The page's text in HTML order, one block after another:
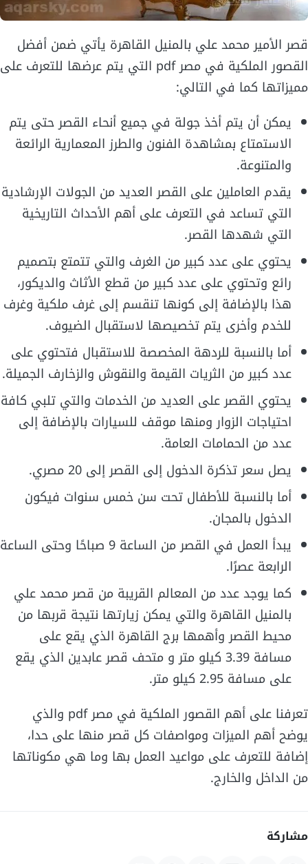
قصر الأمير محمد علي بالمنيل القاهرة يأتي ضمن أفضل
القصور الملكية في مصر pdf التي يتم عرضها للتعرف على
مميزاتها كما في التالي:
يمكن أن يتم أخذ جولة في جميع أنحاء القصر حتى يتم
الاستمتاع بمشاهدة الفنون والطرز المعمارية الرائعة
والمتنوعة.
يقدم العاملين على القصر العديد من الجولات الإرشادية
التي تساعد في التعرف على أهم الأحداث التاريخية
التي شهدها القصر.
يحتوي على عدد كبير من الغرف والتي تتمتع بتصميم
رائع وتحتوي على عدد كبير من قطع الأثاث والديكور،
هذا بالإضافة إلى كونها تنقسم إلى غرف ملكية وغرف
للخدم وأخرى يتم تخصيصها لاستقبال الضيوف.
أما بالنسبة للردهة المخصصة للاستقبال فتحتوي على
عدد كبير من الثريات القيمة والنقوش والزخارف الجميلة.
يحتوي القصر على العديد من الخدمات والتي تلبي كافة
احتياجات الزوار ومنها موقف للسيارات بالإضافة إلى
عدد من الحمامات العامة.
يصل سعر تذكرة الدخول إلى القصر إلى 20 مصري.
أما بالنسبة للأطفال تحت سن خمس سنوات فيكون
الدخول بالمجان.
يبدأ العمل في القصر من الساعة 9 صباحًا وحتى الساعة
الرابعة عصرًا.
كما يوجد عدد من المعالم القريبة من قصر محمد علي
بالمنيل القاهرة والتي يمكن زيارتها نتيجة قربها من
محيط القصر وأهمها برج القاهرة الذي يقع على
مسافة 3.39 كيلو متر و متحف قصر عابدين الذي يقع
على مسافة 2.95 كيلو متر.
تعرفنا على أهم القصور الملكية في مصر pdf والذي
يوضح أهم الميزات ومواصفات كل قصر منها على حدا،
إضافة للتعرف على مواعيد العمل بها وما هي مكوناتها
من الداخل والخارج.
مشاركة